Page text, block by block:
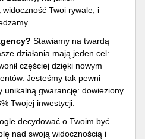
Twoi rywale, i
Stawiamy na twardą
działania mają jeden cel:
częściej dzięki nowym
Jesteśmy tak pewni
unikalną gwarancję: dowieziony
Twojej inwestycji.
decydować o Twoim być
nad swoją widocznością i